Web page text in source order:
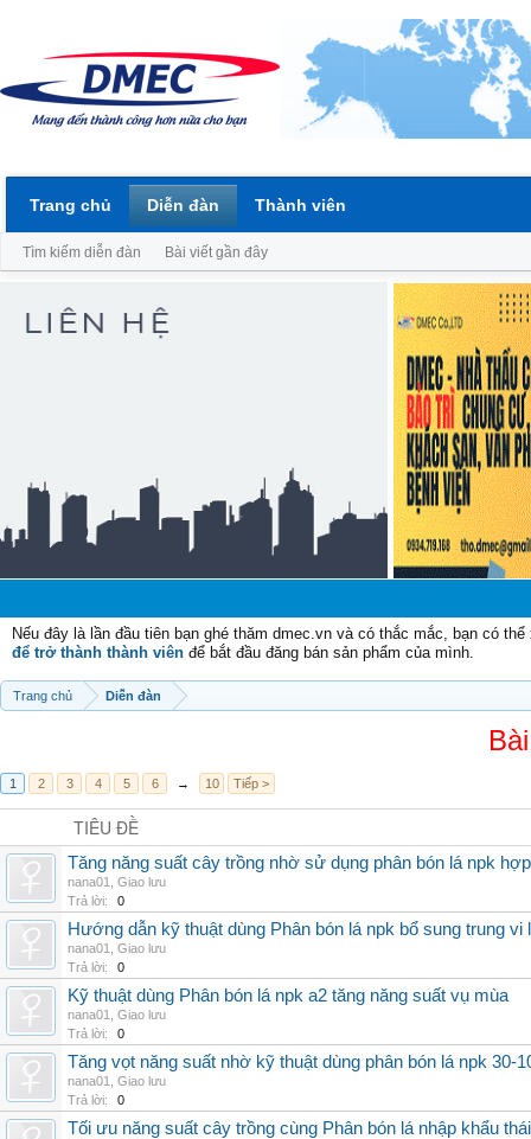
Nếu đây là lần đầu tiên bạn ghé thăm dmec.vn và có thắc mắc, bạn có
để trở thành thành viên để bắt đầu đăng bán sản phẩm của mình.
Trang chủ Diễn đàn
1 2 3 4 5 6 → 10 Tiếp >
TIÊU ĐỀ
Tăng năng suất cây trồng nhờ sử dụng phân bón lá npk
nana01
Giao lưu
Trả lời:
0
Hướng dẫn kỹ thuật dùng Phân bón lá npk bổ sung trung vi
nana01
Giao lưu
Trả lời:
0
Kỹ thuật dùng Phân bón lá npk a2 tăng năng suất vụ mùa
nana01
Giao lưu
Trả lời:
0
Tăng vọt năng suất nhờ kỹ thuật dùng phân bón lá npk 30-
nana01
Giao lưu
Trả lời:
0
Tối ưu năng suất cây trồng cùng Phân bón lá nhập khẩu
Trang chủ Diễn đàn
Tìm kiếm diễn đàn Bài viết gần đây
Thành viên